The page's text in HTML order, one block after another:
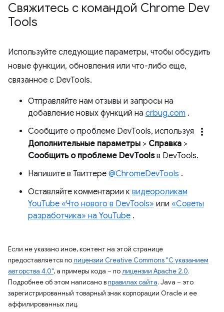
Свяжитесь с командой Chrome Dev
Tools
Используйте следующие параметры, чтобы обсудить
новые функции, обновления или что-либо еще,
связанное с DevTools.
Отправляйте нам отзывы и запросы на
добавление новых функций на crbug.com .
Сообщите о проблеме DevTools, используя
more_vert
Дополнительные параметры > Справка >
Сообщить о проблеме DevToolsв DevTools.
Напишите в Твиттере @ChromeDevTools .
Оставляйте комментарии к видеороликам
YouTube «Что нового в DevTools» или «Советы
разработчика» на YouTube .
Если не указано иное, контент на этой странице
предоставляется полицензии Creative Commons "С указанием
авторства 4.0", а примеры кода – полицензии Apache 2.0.
Подробнее об этом написано вправилах сайта. Java – это
зарегистрированный товарный знак корпорации Oracle и ее
аффилированных лиц.